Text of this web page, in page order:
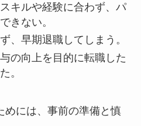
キルや経験に合わず、パ
きない。
、早期退職してしまう。
の向上を目的に転職した
。
めには、事前の準備と慎